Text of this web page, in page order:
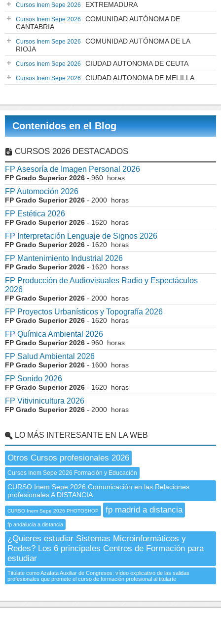
Cursos Inem Sepe 2026 EXTREMADURA
Cursos Inem Sepe 2026
COMUNIDAD AUTÓNOMA DE
CANTABRIA
Cursos Inem Sepe 2026
COMUNIDAD AUTÓNOMA DE LA
RIOJA
Cursos Inem Sepe 2026 CIUDAD AUTONOMA DE CEUTA
Cursos Inem Sepe 2026 CIUDAD AUTONOMA DE MELILLA
Contenidos en el Blog
CURSOS 2026 DESTACADOS
FP Asesoría de Imagen Personal 2026
FP Grado Superior 2026 - 960 horas
FP Automoción 2026
FP Grado Superior 2026 - 2000 horas
FP Estética 2026
FP Grado Superior 2026 - 1620 horas
FP Interpretación Lenguaje de Signos 2026
FP Grado Superior 2026 - 1620 horas
FP Mantenimiento Industrial 2026
FP Grado Superior 2026 - 1620 horas
FP Producción de Audiovisuales Radio y Espectáculos
2026
FP Grado Superior 2026 - 2000 horas
FP Proyectos Urbanísticos y Topografía 2026
FP Grado Superior 2026 - 1620 horas
FP Química Ambiental 2026
FP Grado Superior 2026 - 960 horas
FP Salud Ambiental 2026
FP Grado Superior 2026 - 1600 horas
FP Sonido 2026
FP Grado Superior 2026 - 1620 horas
FP Vitivinicultura 2026
FP Grado Superior 2026 - 2000 horas
LO MÁS INTERESANTE EN LA WEB
Otros Cursos profesionales 2026
Cursos Inem Sepe 2026 Formación y Educación
CURSO Inem Sepe 2026 Comunicación en las Relaciones
profesionales A DISTANCIA
CURSO Inem Sepe 2026 PHOTOSHOP fp madrid a distancia
fp andalucia a distancia
¿Quieres estudiar Sistemas Microinformáticos y
Redes? Los 6 principales Centros de Formación para
estudiar
Titúlate como Azafata Auxiliar de Congresos: vídeo explicativo de las salidas
profesionales que promete el curso de formación profesional al titularte